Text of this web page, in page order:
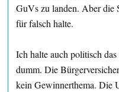
GuVs zu landen. Aber die
für falsch halte.
Ich halte auch politisch
dumm. Die
kein Gewinnerthema. Die